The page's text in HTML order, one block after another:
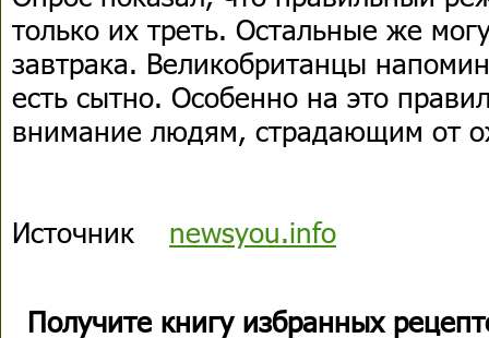
только их треть. Остальные же
завтрака. Великобританцы
есть сытно. Особенно на это
внимание людям, страдающим от
Источник newsyou.info
Получите книгу избранных